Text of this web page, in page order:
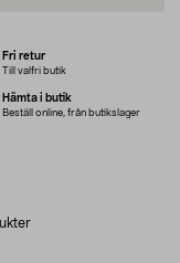
Fri retur
Till valfri butik
Hämta i butik
Beställ online, från butikslager